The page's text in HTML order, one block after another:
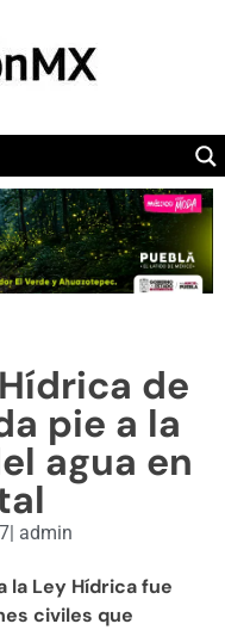
de
pie a la
agua en
| admin
la Ley Hídrica fue
civiles que